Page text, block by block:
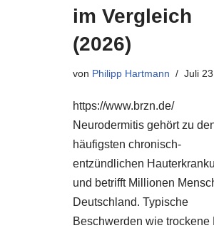
im Vergleich
(2026)
von Philipp Hartmann Juli
https://www.brzn.de/
Neurodermitis gehört zu
häufigsten chronisch-
entzündlichen
und betrifft Millionen
Deutschland. Typische
Beschwerden wie trockene